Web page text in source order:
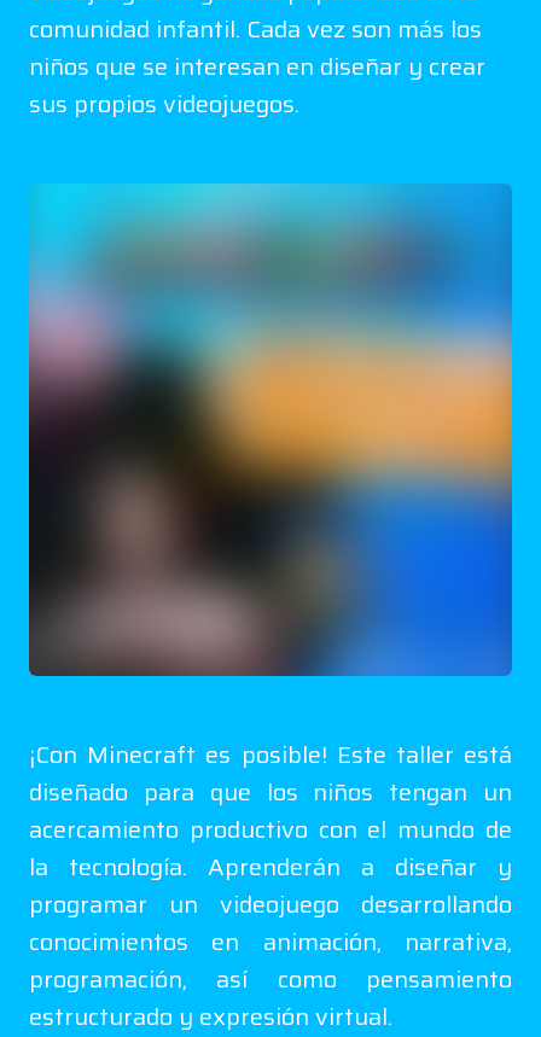
comunidad infantil. Cada vez son más los
niños que se interesan en diseñar y crear
sus propios videojuegos.
¡Con Minecraft es posible! Este taller está
diseñado para que los niños tengan un
acercamiento productivo con el mundo de
la tecnología. Aprenderán a diseñar y
programar un videojuego desarrollando
conocimientos en animación, narrativa,
programación, así como pensamiento
estructurado y expresión virtual.